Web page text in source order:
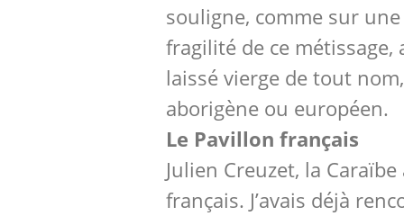
souligne, comme sur une
fragilité de ce métissage,
laissé vierge de tout
aborigène ou européen.
Le Pavillon français
Julien Creuzet, la
français. J’avais déjà